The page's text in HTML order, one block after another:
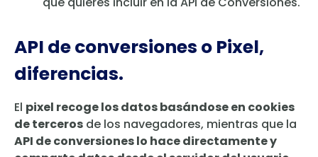
API de conversiones o Pixel,
diferencias.
El pixel recoge los datos basándose en cookies
de terceros de los navegadores, mientras que la
API de conversiones lo hace directamente y